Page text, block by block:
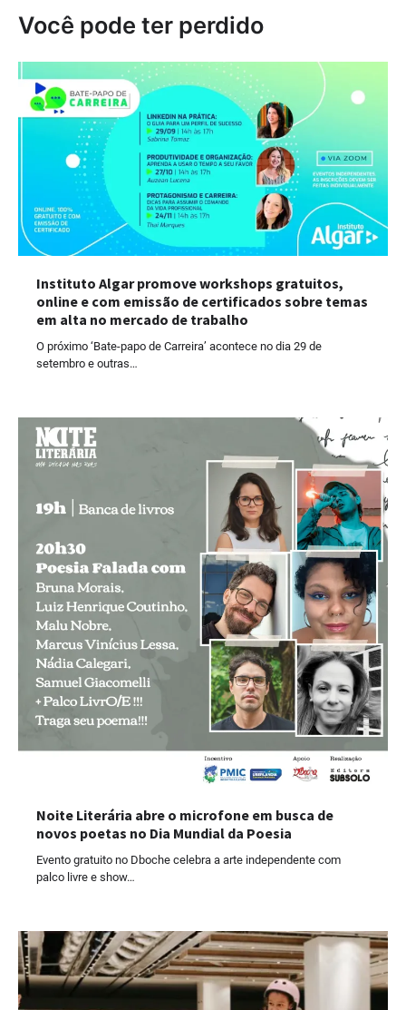
Você pode ter perdido
Instituto Algar promove workshops gratuitos,
online e com emissão de certificados sobre temas
em alta no mercado de trabalho
O próximo ‘Bate-papo de Carreira’ acontece no dia 29 de
setembro e outras…
Noite Literária abre o microfone em busca de
novos poetas no Dia Mundial da Poesia
Evento gratuito no Dboche celebra a arte independente com
palco livre e show…